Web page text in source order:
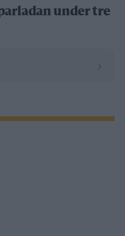
under tre